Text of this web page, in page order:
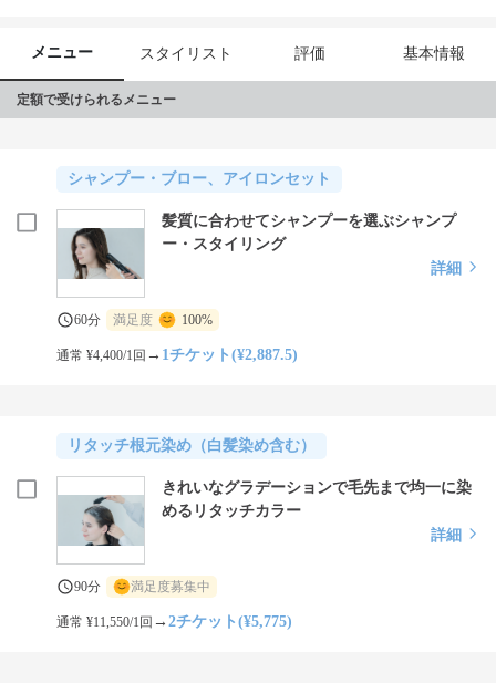
す。マイナスイオンを当て、ミクロの力で頭皮と髪を活性化。フ
ェイシャルエステもあり、他県からも多くのゲストが足を運んで
メニュー スタイリスト 評価 基本情報
定額で受けられるメニュー
シャンプー・ブロー、アイロンセット
髪質に合わせてシャンプーを選ぶシャンプ
ー・スタイリング
詳細
60分 満足度 100%
通常 ¥4,400/1回 → 1チケット(¥2,887.5)
リタッチ根元染め（白髪染め含む）
きれいなグラデーションで毛先まで均一に染
めるリタッチカラー
詳細
90分 満足度募集中
通常 ¥11,550/1回 →2チケット(¥5,775)